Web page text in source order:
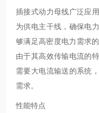
插接式动力母线广泛应
为供电主干线，确保电
够满足高密度电力需求
由于其高效传输电流的
需要大电流输送的系统
需求‌。
性能特点